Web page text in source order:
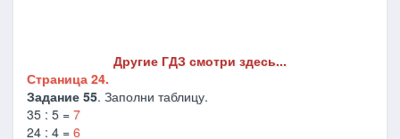
Другие ГДЗ смотри здесь...
Страница 24.
Задание 55. Заполни таблицу.
35 : 5 = 7
24 : 4 = 6